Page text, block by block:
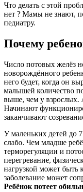
Что делать с этой
нет ? Мамы не знают,
педиатру.
Почему
Число потовых желёз
новорождённого
него будет, когда он
малышей количество
выше, чем у взрослых.
Начинают
заканчивают
У маленьких детей до
слабо. Чем младше
терморегуляции и
перегревание,
нагрузкой может быть
заболевание может
Ребёнок потеет